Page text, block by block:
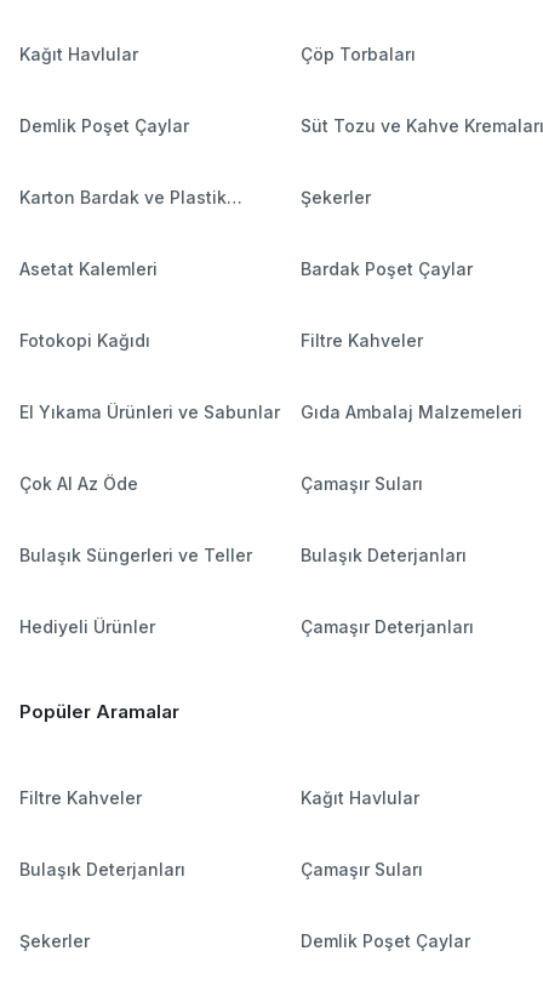
Kağıt Havlular Çöp Torbaları
Demlik Poşet Çaylar Süt Tozu ve Kahve Kremaları
Karton Bardak ve Plastik
Şekerler
Asetat Kalemleri Bardak Poşet Çaylar
Fotokopi Kağıdı Filtre Kahveler
El Yıkama Ürünleri ve Sabunlar Gıda Ambalaj Malzemeleri
Çok Al Az Öde Çamaşır Suları
Bulaşık Süngerleri ve Teller Bulaşık Deterjanları
Hediyeli Ürünler Çamaşır Deterjanları
Popüler Aramalar
Filtre Kahveler Kağıt Havlular
Bulaşık Deterjanları Çamaşır Suları
Şekerler Demlik Poşet Çaylar